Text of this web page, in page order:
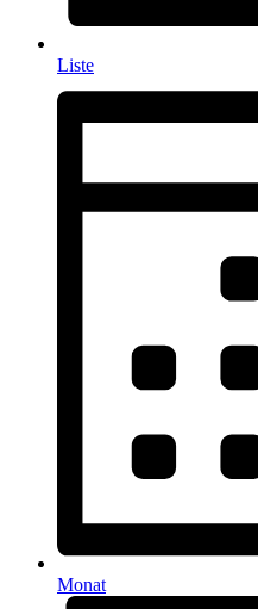
Liste
Monat